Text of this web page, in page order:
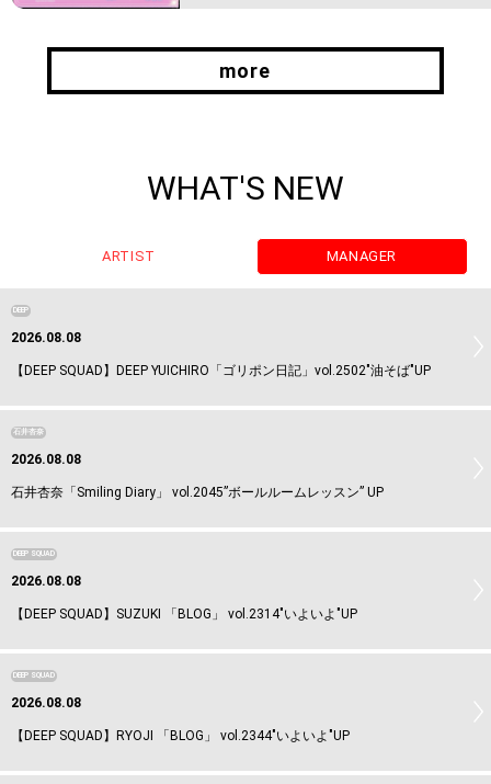
more
WHAT'S NEW
ARTIST MANAGER
DEEP
2026.08.08
【DEEP SQUAD】DEEP YUICHIRO「ゴリポン日記」vol.2502"油そば"UP
石井杏奈
2026.08.08
石井杏奈「Smiling Diary」 vol.2045”ボールルームレッスン” UP
DEEP SQUAD
2026.08.08
【DEEP SQUAD】SUZUKI 「BLOG」 vol.2314"いよいよ"UP
DEEP SQUAD
2026.08.08
【DEEP SQUAD】RYOJI 「BLOG」 vol.2344"いよいよ"UP